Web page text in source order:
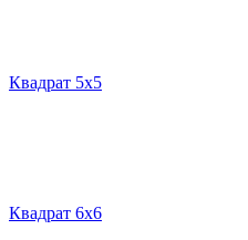
Квадрат 5х5
Квадрат 6х6